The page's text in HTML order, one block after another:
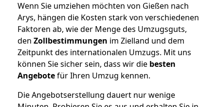
Wenn Sie umziehen möchten von Gießen nach
Arys, hängen die Kosten stark von verschiedenen
Faktoren ab, wie der Menge des Umzugsguts,
den Zollbestimmungen im Zielland und dem
Zeitpunkt des internationalen Umzugs. Mit uns
können Sie sicher sein, dass wir die besten
Angebotefür Ihren Umzug kennen.
Die Angebotserstellung dauert nur wenige